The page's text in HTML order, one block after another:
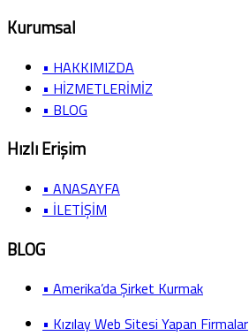
Kurumsal
• HAKKIMIZDA
• HİZMETLERİMİZ
• BLOG
Hızlı Erişim
• ANASAYFA
• İLETİŞİM
BLOG
• Amerika’da Şirket Kurmak
• Kızılay Web Sitesi Yapan Firmalar